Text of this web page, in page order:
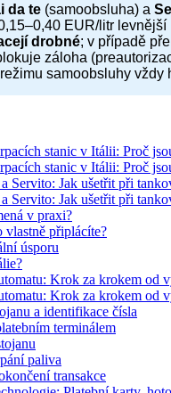
da te (samoobsluha) a
EUR/litr levnější
drobné; v případě
záloha
samoobsluhy vždy
stanic v Itálii: Proč
stanic v Itálii: Proč
Servito: Jak ušetřit při
Servito: Jak ušetřit při
v praxi?
vlastně připlácíte?
úsporu
Krok za krokem od
Krok za krokem od
a identifikace čísla
terminálem
paliva
transakce